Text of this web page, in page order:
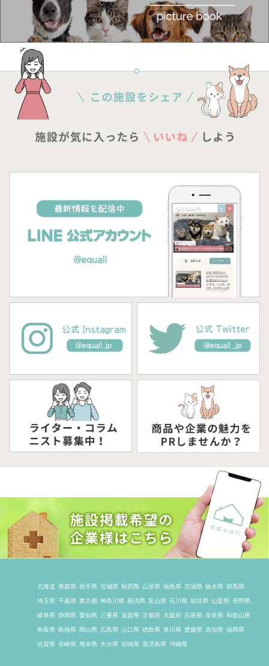
北海道 青森県 岩手県 宮城県 秋田県 山形県 福島県 茨城県 栃木県 群馬県
埼玉県 千葉県 東京都 神奈川県 新潟県 富山県 石川県 福井県 山梨県 長野県
岐阜県 静岡県 愛知県 三重県 滋賀県 京都府 大阪府 兵庫県 奈良県 和歌山県
鳥取県 島根県 岡山県 広島県 山口県 徳島県 香川県 愛媛県 高知県 福岡県
佐賀県 長崎県 熊本県 大分県 宮崎県 鹿児島県 沖縄県